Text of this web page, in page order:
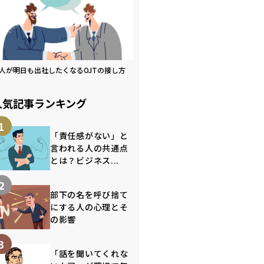
が明日も出社したくなるOJTの接し方
記事ランキング
「責任感がない」と
言われる人の共通点
とは？ビジネス...
部下の名を呼び捨て
にする人の心理とそ
の影響
「話を聞いてくれな